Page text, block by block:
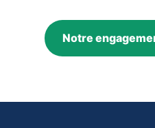
Notre